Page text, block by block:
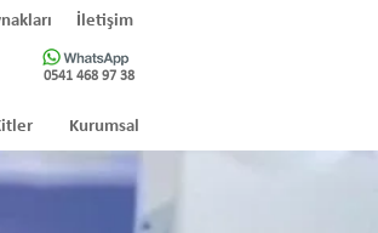
Kurumsal
İletişim
0541 468 97 38